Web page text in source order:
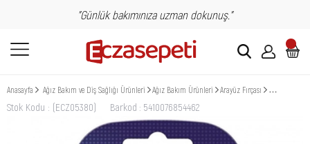
"Günlük bakımınıza uzman dokunuş."
Anasayfa Ağız Bakım ve Diş Sağlığı Ürünleri Ağız Bakım Ürünleri Arayüz Fırçası Oral B Pro
Stok Kodu (ECZ05380) Barkod : 5410076854462